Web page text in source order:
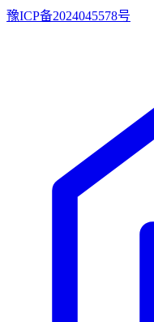
豫ICP备2024045578号